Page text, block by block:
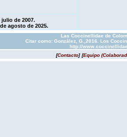
de 2007.
agosto de 2025.
Las Coccinellidae de
Citar como: González, G.,2016. Los
http://
[Contacto] [Equipo